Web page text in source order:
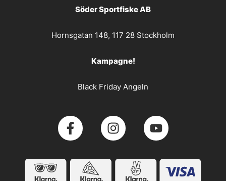
Söder Sportfiske AB
Hornsgatan 148, 117 28 Stockholm
Kampagne!
Black Friday Angeln